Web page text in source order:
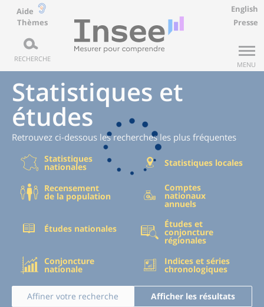
Aide
Thèmes
RECHERCHE
English
Presse
MENU
Statistiques et
études
Retrouvez ci-dessous les recherches les plus fréquentes
Statistiques
nationales Statistiques locales
Recensement
de la population
Comptes
nationaux
annuels
Études nationales Études et
conjoncture
régionales
Conjoncture
nationale
Indices et séries
chronologiques
Affiner votre recherche Afficher les résultats